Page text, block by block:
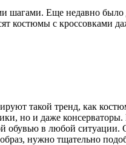
Еще недавно было
с кроссовками
такой тренд, как
но и даже
обувью в любой
нужно тщательно